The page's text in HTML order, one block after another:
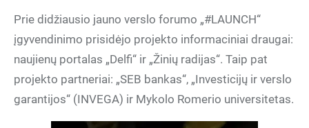
Prie didžiausio jauno verslo forumo „#LAUNCH“
įgyvendinimo prisidėjo projekto informaciniai draugai:
naujienų portalas „Delfi“ ir „Žinių radijas“. Taip pat
projekto partneriai: „SEB bankas“, „Investicijų ir verslo
garantijos“ (INVEGA) ir Mykolo Romerio universitetas.